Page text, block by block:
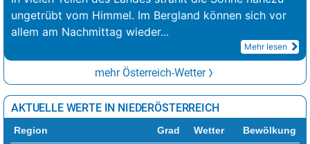
ungetrübt vom Himmel. Im Bergland können sich vor
allem am Nachmittag wieder...
Mehr lesen
mehr Österreich-Wetter
AKTUELLE WERTE IN NIEDERÖSTERREICH
Region Grad Wetter Bewölkung